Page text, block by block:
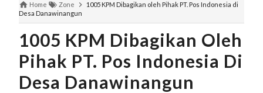
Home Zone
1005 KPM Dibagikan oleh Pihak PT. Pos Indonesia di
Desa Danawinangun
1005 KPM Dibagikan Oleh
Pihak PT. Pos Indonesia Di
Desa Danawinangun